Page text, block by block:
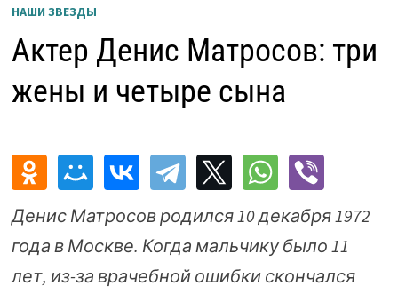
НАШИ ЗВЕЗДЫ
Актер Денис Матросов: три
жены и четыре сына
Денис Матросов родился 10 декабря 1972
года в Москве. Когда мальчику было 11
лет, из-за врачебной ошибки скончался